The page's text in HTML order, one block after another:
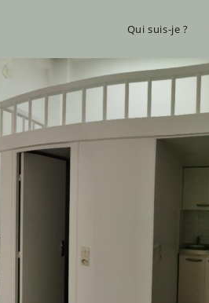
Qui suis-je ?